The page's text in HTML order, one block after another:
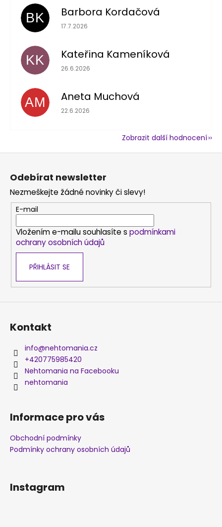
BK Barbora Kordačová
Hodnocení obchodu je 5 z 5 hvězdiček.
17.7.2026
KK Kateřina Kameníková
Hodnocení obchodu je 5 z 5 hvězdiček.
26.6.2026
AM Aneta Muchová
Hodnocení obchodu je 5 z 5 hvězdiček.
22.6.2026
Zobrazit další hodnocení
Z
Odebírat newsletter
Nezmeškejte žádné novinky či slevy!
E-mail
Vložením e-mailu souhlasíte s podmínkami
ochrany osobních údajů
PŘIHLÁSIT SE
Kontakt
info@nehtomania.cz
+420775985420
Nehtomania na Facebooku
nehtomania
Informace pro vás
Obchodní podmínky
Podmínky ochrany osobních údajů
Instagram